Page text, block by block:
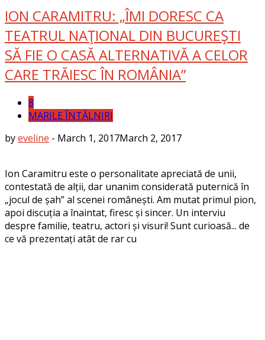
ION CARAMITRU: „ÎMI DORESC CA
TEATRUL NAŢIONAL DIN BUCUREŞTI
SĂ FIE O CASĂ ALTERNATIVĂ A CELOR
CARE TRĂIESC ÎN ROMÂNIA”
8
MARILE ÎNTÂLNIRI
byeveline - March 1, 2017March 2, 2017
Ion Caramitru este o personalitate apreciată de unii,
contestată de alții, dar unanim considerată puternică în
„jocul de șah” al scenei românești. Am mutat primul pion,
apoi discuția a înaintat, firesc și sincer. Un interviu
despre familie, teatru, actori și visuri! Sunt curioasă... de
ce vă prezentați atât de rar cu